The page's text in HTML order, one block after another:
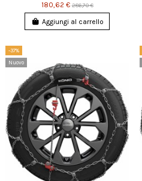
180,62 €286,70 €
Aggiungi al carrello
-37%
Nuovo